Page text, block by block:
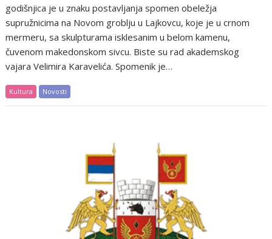
godišnjica je u znaku postavljanja spomen obeležja
supružnicima na Novom groblju u Lajkovcu, koje je u crnom
mermeru, sa skulpturama isklesanim u belom kamenu,
čuvenom makedonskom sivcu. Biste su rad akademskog
vajara Velimira Karavelića. Spomenik je…
Kultura Novosti